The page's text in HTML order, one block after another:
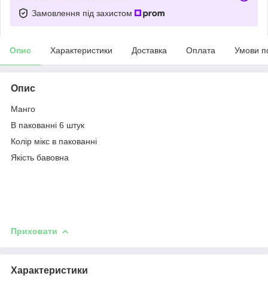
Замовлення під захистом
Опис Характеристики Доставка Оплата Умови
Опис
Манго
В пакованні 6 штук
Колір мікс в пакованні
Якість бавовна
Приховати
Характеристики